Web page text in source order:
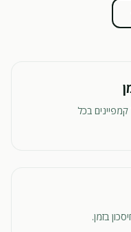
קמפיינים בכל
בזמן.